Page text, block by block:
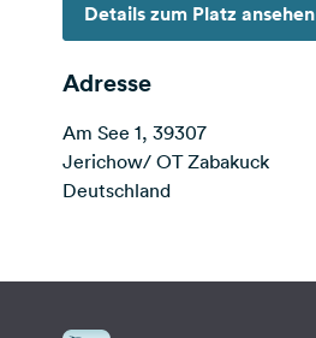
Details zum Platz ansehen
Adresse
Am See 1, 39307
Jerichow/ OT Zabakuck
Deutschland